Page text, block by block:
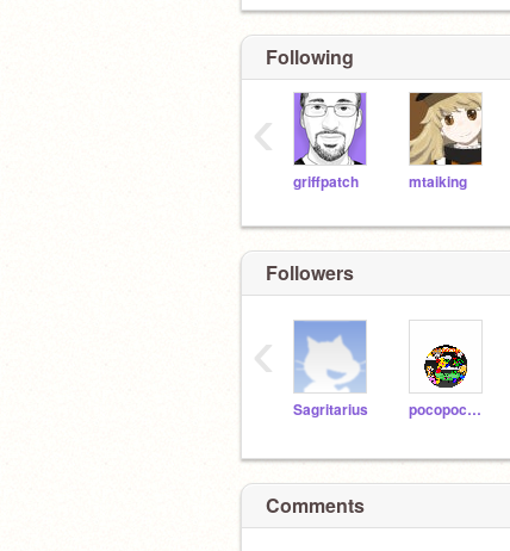
Following
griffpatch mtaiking
‹
Followers
Sagritarius pocopocojohn
‹
Comments